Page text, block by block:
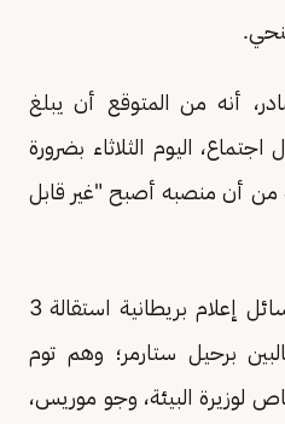
أنه من المتوقع أن يبلغ
اليوم الثلاثاء بضرورة
من أن منصبه أصبح "غير قابل
إعلام بريطانية استقالة 3
برحيل ستارمر؛ وهم توم
لوزيرة البيئة، وجو موريس،